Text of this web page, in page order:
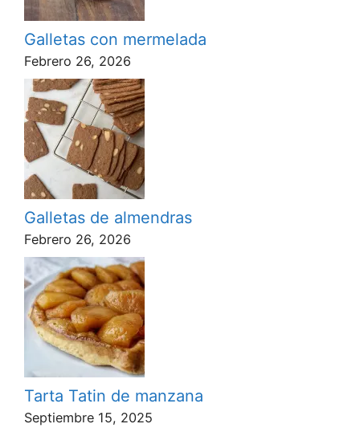
Galletas con mermelada
Febrero 26, 2026
Galletas de almendras
Febrero 26, 2026
Tarta Tatin de manzana
Septiembre 15, 2025